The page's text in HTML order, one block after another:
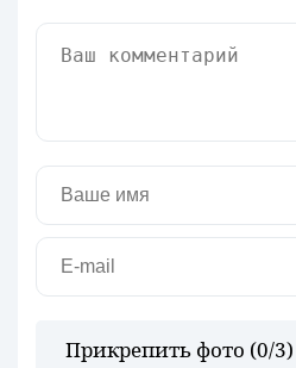
Прикрепить фото (0/3)